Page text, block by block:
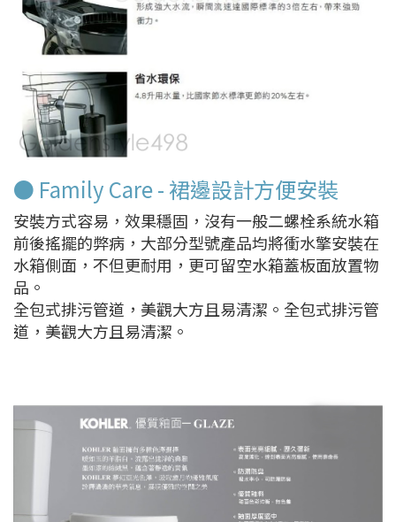
● Family Care - 裙邊設計方便安裝
安裝方式容易，效果穩固，沒有一般二螺栓系統水箱
前後搖擺的弊病，大部分型號產品均將衝水擎安裝在
水箱側面，不但更耐用，更可留空水箱蓋板面放置物
品。
全包式排污管道，美觀大方且易清潔。全包式排污管
道，美觀大方且易清潔。